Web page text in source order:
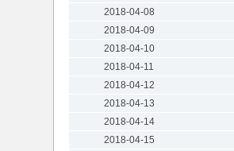
2018-04-08
2018-04-09
2018-04-10
2018-04-11
2018-04-12
2018-04-13
2018-04-14
2018-04-15